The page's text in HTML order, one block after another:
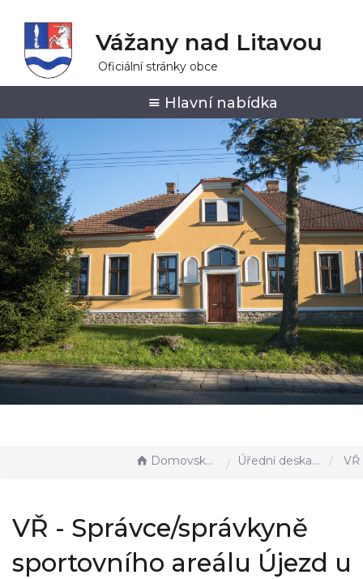
Vážany nad Litavou
Oficiální stránky obce
Hlavní nabídka
Domovská stránka Úřední deska - EÚD VŘ - Správce/
VŘ - Správce/správkyně
sportovního areálu Újezd u